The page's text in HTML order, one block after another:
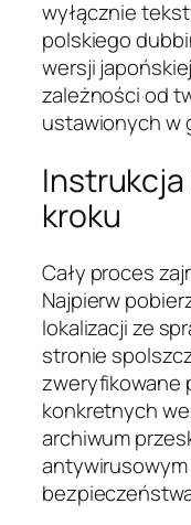
wyłącznie
polskiego
wersji
zależności od
ustawionych w
kroku
Cały proces
Najpierw
lokalizacji ze
stronie
zweryfikowane
konkretnych
archiwum
antywirusowym